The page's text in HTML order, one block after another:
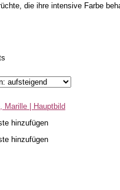
die ihre intensive Farbe
hinzufügen
hinzufügen